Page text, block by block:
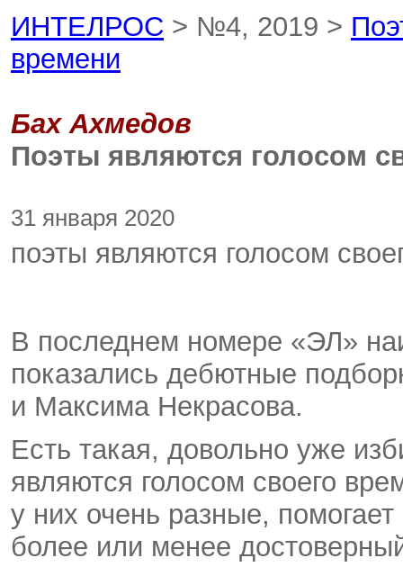
ИНТЕЛРОС > №4, 2019 >
времени
Бах Ахмедов
Поэты являются голосом
31 января 2020
поэты являются голосом
В последнем номере «ЭЛ»
показались дебютные
и Максима Некрасова.
Есть такая, довольно уже
являются голосом своего
у них очень разные,
более или менее